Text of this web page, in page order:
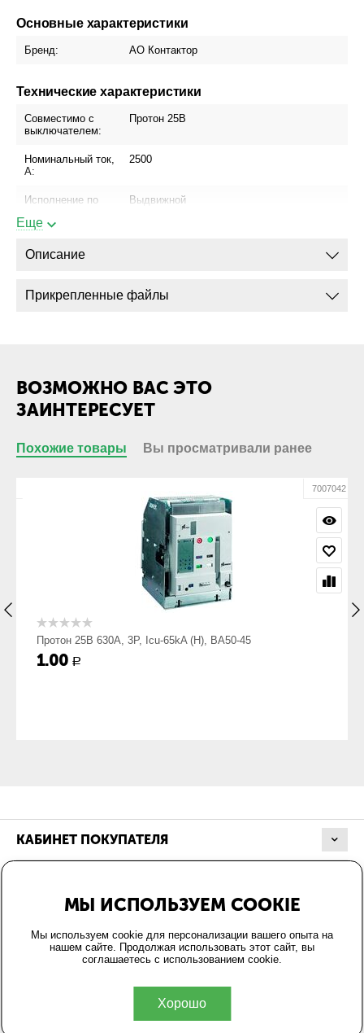
Основные характеристики
Бренд: АО Контактор
Технические характеристики
Совместимо с
выключателем:
Протон 25В
Номинальный ток,
А:
2500
Исполнение по
Выдвижной
кабеля без
наконечника:
Габариты
Еще
Описание
Прикрепленные файлы
ВОЗМОЖНО ВАС ЭТО
ЗАИНТЕРЕСУЕТ
Похожие товары Вы просматривали ранее
7007042
Протон 25В 630А, 3P, Icu-65kA (Н), ВА50-45
1.00 Р
КАБИНЕТ ПОКУПАТЕЛЯ
КОНТАКТЫ
МЫ ИСПОЛЬЗУЕМ COOKIE
Мы используем cookie для персонализации вашего опыта на
нашем сайте. Продолжая использовать этот сайт, вы
соглашаетесь с использованием cookie.
Хорошо